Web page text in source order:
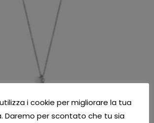
i cookie per migliorare la tua
Daremo per scontato che tu sia